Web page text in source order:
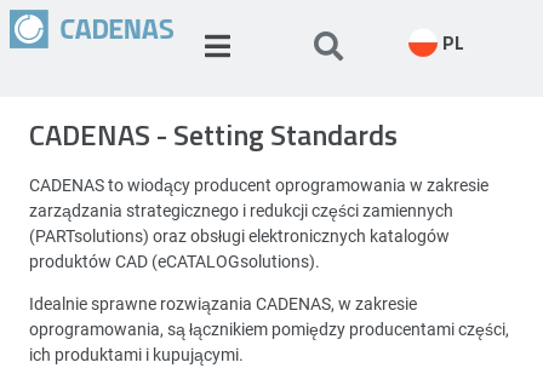
PL
CADENAS - Setting Standards
CADENAS to wiodący producent oprogramowania w zakresie
zarządzania strategicznego i redukcji części zamiennych
(PARTsolutions) oraz obsługi elektronicznych katalogów
produktów CAD (eCATALOGsolutions).
Idealnie sprawne rozwiązania CADENAS, w zakresie
oprogramowania, są łącznikiem pomiędzy producentami części,
ich produktami i kupującymi.